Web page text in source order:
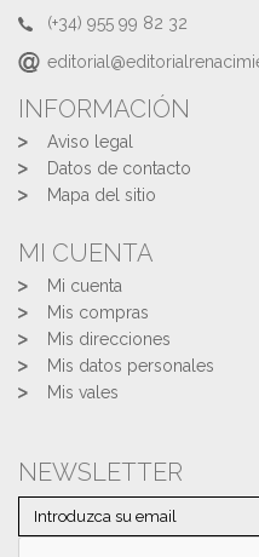
(+34) 955 99 82 32
INFORMACIÓN
Aviso legal
Datos de contacto
Mapa del sitio
MI CUENTA
Mi cuenta
Mis compras
Mis direcciones
Mis datos personales
Mis vales
NEWSLETTER